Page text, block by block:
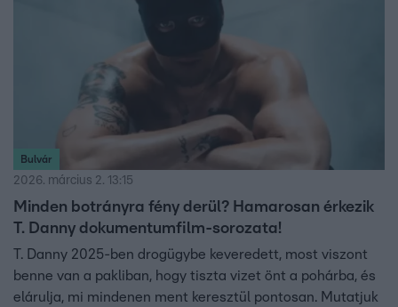
Bulvár
2026. március 2. 13:15
Minden botrányra fény derül? Hamarosan érkezik
T. Danny dokumentumfilm-sorozata!
T. Danny 2025-ben drogügybe keveredett, most viszont
benne van a pakliban, hogy tiszta vizet önt a pohárba, és
elárulja, mi mindenen ment keresztül pontosan. Mutatjuk